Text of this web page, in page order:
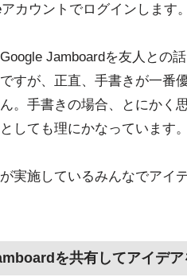
カウントでログインします
Jamboardを友人との
すが、正直、手書きが一番
。手書きの場合、とにかく
しても理にかなっています。
実施しているみんなでアイ
を共有してアイデア